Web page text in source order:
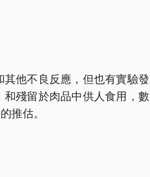
他不良反應，但也有實驗發
殘留於肉品中供人食用，數
推估。